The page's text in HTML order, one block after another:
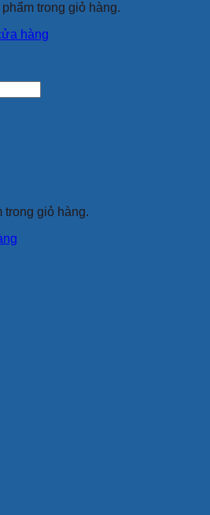
trong giỏ hàng.
hàng
trong giỏ hàng.